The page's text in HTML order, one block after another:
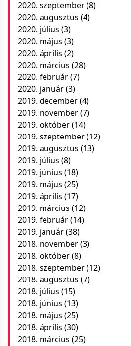
2020. szeptember(8)
2020. augusztus (4)
2020. július (3)
2020. május (3)
2020. április (2)
2020. március (28)
2020. február(7)
2020. január(3)
2019. december(4)
2019. november(7)
2019. október(14)
2019. szeptember(12)
2019. augusztus (13)
2019. július (8)
2019. június (18)
2019. május (25)
2019. április (17)
2019. március (12)
2019. február(14)
2019. január(38)
2018. november(3)
2018. október(8)
2018. szeptember(12)
2018. augusztus (7)
2018. július (15)
2018. június (13)
2018. május (25)
2018. április (30)
2018. március (25)